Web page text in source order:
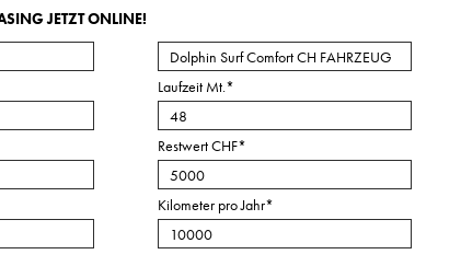
JETZT ONLINE!
Laufzeit Mt.*
Restwert CHF*
Kilometer pro Jahr*